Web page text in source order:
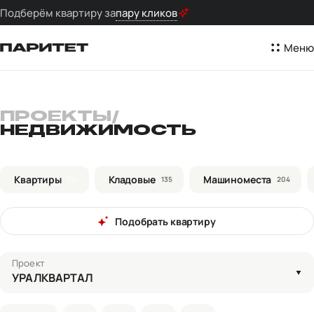
Подберём квартиру запару кликов
Меню
ПРОЕКТЫ /
НЕДВИЖИМОСТЬ
Квартиры Кладовые 135 Машиноместа 204
Подобрать квартиру
Проект
УРАЛКВАРТАЛ